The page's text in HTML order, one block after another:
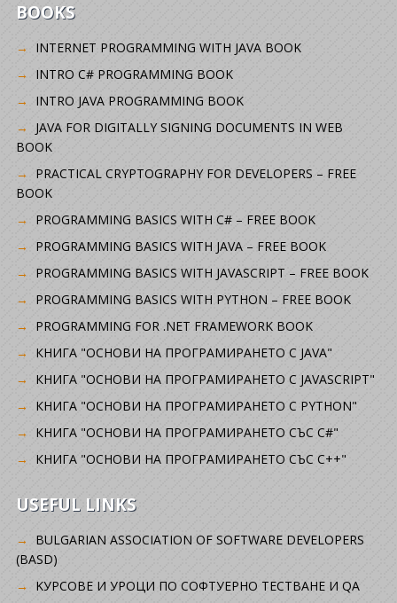
BOOKS
INTERNET PROGRAMMING WITH JAVA BOOK
INTRO C# PROGRAMMING BOOK
INTRO JAVA PROGRAMMING BOOK
JAVA FOR DIGITALLY SIGNING DOCUMENTS IN WEB
BOOK
PRACTICAL CRYPTOGRAPHY FOR DEVELOPERS – FREE
BOOK
PROGRAMMING BASICS WITH C# – FREE BOOK
PROGRAMMING BASICS WITH JAVA – FREE BOOK
PROGRAMMING BASICS WITH JAVASCRIPT – FREE BOOK
PROGRAMMING BASICS WITH PYTHON – FREE BOOK
PROGRAMMING FOR .NET FRAMEWORK BOOK
КНИГА "ОСНОВИ НА ПРОГРАМИРАНЕТО С JAVA"
КНИГА "ОСНОВИ НА ПРОГРАМИРАНЕТО С JAVASCRIPT"
КНИГА "ОСНОВИ НА ПРОГРАМИРАНЕТО С PYTHON"
КНИГА "ОСНОВИ НА ПРОГРАМИРАНЕТО СЪС C#"
КНИГА "ОСНОВИ НА ПРОГРАМИРАНЕТО СЪС C++"
USEFUL LINKS
BULGARIAN ASSOCIATION OF SOFTWARE DEVELOPERS
(BASD)
KУРСОВЕ И УРОЦИ ПО СОФТУЕРНО ТЕСТВАНЕ И QA